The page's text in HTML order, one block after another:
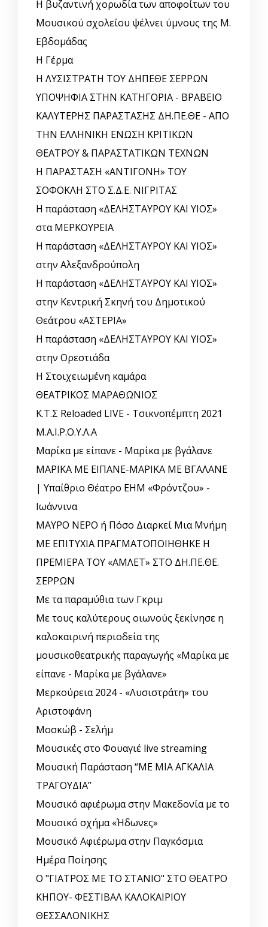
Η βυζαντινή χορωδία των αποφοίτων του
Μουσικού σχολείου ψέλνει ύμνους της Μ.
Εβδομάδας
Η Γέρμα
Η ΛΥΣΙΣΤΡΑΤΗ ΤΟΥ ΔΗΠΕΘΕ ΣΕΡΡΩΝ
ΥΠΟΨΗΦΙΑ ΣΤΗΝ ΚΑΤΗΓΟΡΙΑ - ΒΡΑΒΕΙΟ
ΚΑΛΥΤΕΡΗΣ ΠΑΡΑΣΤΑΣΗΣ ΔΗ.ΠΕ.ΘΕ - ΑΠΟ
ΤΗΝ ΕΛΛΗΝΙΚΗ ΕΝΩΣΗ ΚΡΙΤΙΚΩΝ
ΘΕΑΤΡΟΥ & ΠΑΡΑΣΤΑΤΙΚΩΝ ΤΕΧΝΩΝ
Η ΠΑΡΑΣΤΑΣΗ «ΑΝΤΙΓΟΝΗ» ΤΟΥ
ΣΟΦΟΚΛΗ ΣΤΟ Σ.Δ.Ε. ΝΙΓΡΙΤΑΣ
Η παράσταση «ΔΕΛΗΣΤΑΥΡΟΥ ΚΑΙ ΥΙΟΣ»
στα ΜΕΡΚΟΥΡΕΙΑ
Η παράσταση «ΔΕΛΗΣΤΑΥΡΟΥ ΚΑΙ ΥΙΟΣ»
στην Αλεξανδρούπολη
Η παράσταση «ΔΕΛΗΣΤΑΥΡΟΥ ΚΑΙ ΥΙΟΣ»
στην Κεντρική Σκηνή του Δημοτικού
Θεάτρου «ΑΣΤΕΡΙΑ»
Η παράσταση «ΔΕΛΗΣΤΑΥΡΟΥ ΚΑΙ ΥΙΟΣ»
στην Ορεστιάδα
Η Στοιχειωμένη καμάρα
ΘΕΑΤΡΙΚΟΣ ΜΑΡΑΘΩΝΙΟΣ
Κ.Τ.Σ Reloaded LIVE - Τσικνοπέμπτη 2021
Μ.Α.Ι.Ρ.Ο.Υ.Λ.Α
Μαρίκα με είπανε - Μαρίκα με βγάλανε
ΜΑΡΙΚΑ ΜΕ ΕΙΠΑΝΕ-ΜΑΡΙΚΑ ΜΕ ΒΓΑΛΑΝΕ
| Υπαίθριο Θέατρο ΕΗΜ «Φρόντζου» -
Ιωάννινα
ΜΑΥΡΟ ΝΕΡΟ ή Πόσο Διαρκεί Μια Μνήμη
ΜΕ ΕΠΙΤΥΧΙΑ ΠΡΑΓΜΑΤΟΠΟΙΗΘΗΚΕ Η
ΠΡΕΜΙΕΡΑ ΤΟΥ «ΑΜΛΕΤ» ΣΤΟ ΔΗ.ΠΕ.ΘΕ.
ΣΕΡΡΩΝ
Με τα παραμύθια των Γκριμ
Με τους καλύτερους οιωνούς ξεκίνησε η
καλοκαιρινή περιοδεία της
μουσικοθεατρικής παραγωγής «Μαρίκα με
είπανε - Μαρίκα με βγάλανε»
Μερκούρεια 2024 - «Λυσιστράτη» του
Αριστοφάνη
Μοσκώβ - Σελήμ
Μουσικές στο Φουαγιέ live streaming
Μουσική Παράσταση “ΜΕ ΜΙΑ ΑΓΚΑΛΙΑ
ΤΡΑΓΟΥΔΙΑ”
Μουσικό αφιέρωμα στην Μακεδονία με το
Μουσικό σχήμα «Ήδωνες»
Μουσικό Αφιέρωμα στην Παγκόσμια
Ημέρα Ποίησης
Ο "ΓΙΑΤΡΟΣ ΜΕ ΤΟ ΣΤΑΝΙΟ" ΣΤΟ ΘΕΑΤΡΟ
ΚΗΠΟΥ- ΦΕΣΤΙΒΑΛ ΚΑΛΟΚΑΙΡΙΟΥ
ΘΕΣΣΑΛΟΝΙΚΗΣ